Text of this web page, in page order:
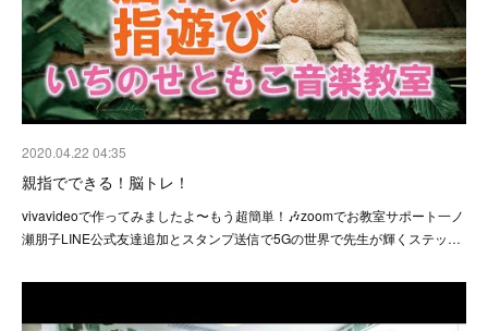
2020.04.22 04:35
親指でできる！脳トレ！
vivavideoで作ってみましたよ〜もう超簡単！🎶zoomでお教室サポート一ノ
瀬朋子LINE公式友達追加とスタンプ送信で5Gの世界で先生が輝くステッ…